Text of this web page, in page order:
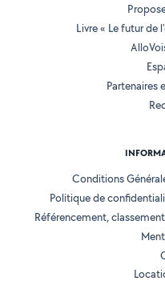
Livre « Le futur de
Partenaires
Conditions
Politique de
Référencement,